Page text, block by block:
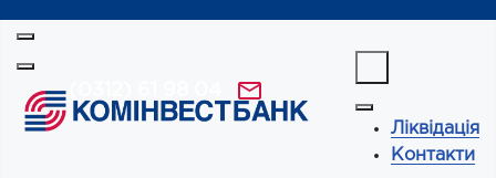
Ліквідація
Контакти